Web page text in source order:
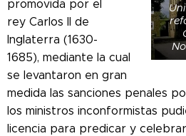
promovida por el
rey Carlos II de
Inglaterra (1630-
1685), mediante la cual
se levantaron en gran
medida las sanciones penales
los ministros inconformistas
licencia para predicar y